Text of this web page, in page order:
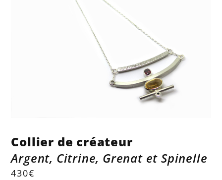
Collier de créateur
Argent, Citrine, Grenat et Spinelle
430€